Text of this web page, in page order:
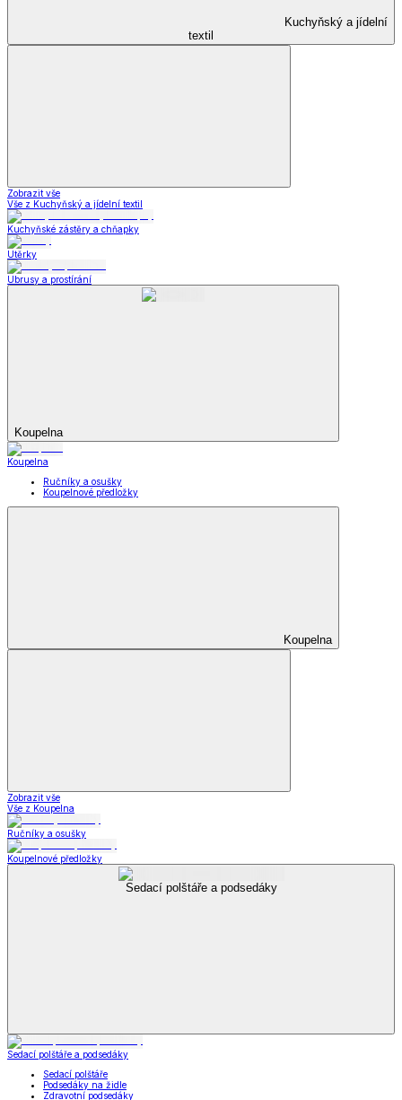
Kuchyňský a jídelní
textil
Zobrazit vše
Vše z Kuchyňský a jídelní textil
Kuchyňské zástěry a chňapky
Utěrky
Ubrusy a prostírání
Koupelna
Koupelna
Ručníky a osušky
Koupelnové předložky
Koupelna
Zobrazit vše
Vše z Koupelna
Ručníky a osušky
Koupelnové předložky
Sedací polštáře a podsedáky
Sedací polštáře a podsedáky
Sedací polštáře
Podsedáky na židle
Zdravotní podsedáky